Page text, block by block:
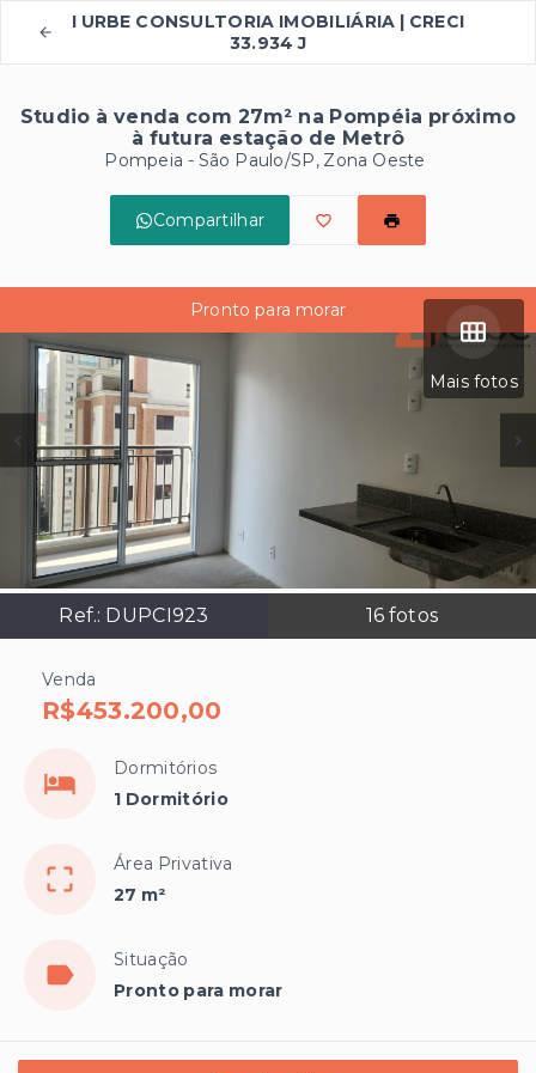
I URBE CONSULTORIA IMOBILIÁRIA | CRECI
33.934 J
Studio à venda com 27m² na Pompéia próximo
à futura estação de Metrô
Pompeia - São Paulo/SP, Zona Oeste
Compartilhar
Mais fotos
Ref.: DUPCI923 16 fotos
Pronto para morar
Venda
R$453.200,00
Dormitórios
1 Dormitório
Área Privativa
27 m²
Situação
Pronto para morar